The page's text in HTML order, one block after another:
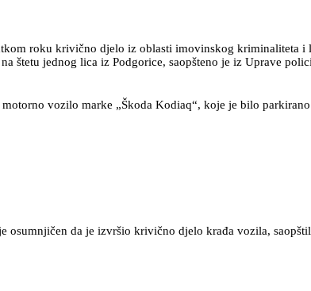
roku krivično djelo iz oblasti imovinskog kriminaliteta
štetu jednog lica iz Podgorice, saopšteno je iz Uprave
vozilo marke „Škoda Kodiaq“, koje je bilo
da je izvršio krivično djelo krađa vozila,